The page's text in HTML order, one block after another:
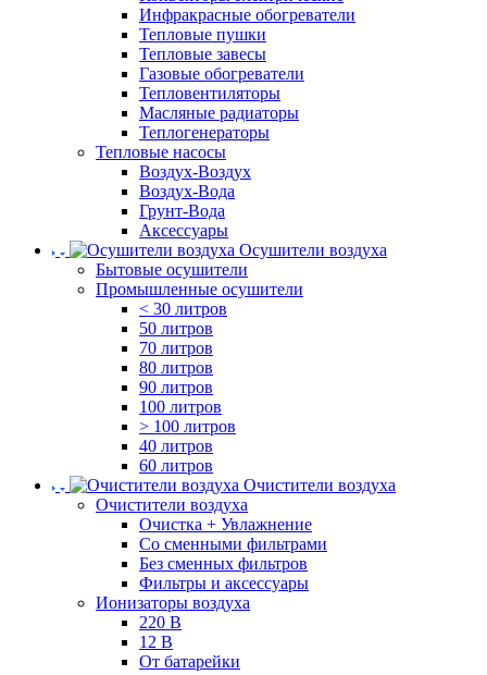
Инфракрасные обогреватели
Тепловые пушки
Тепловые завесы
Газовые обогреватели
Тепловентиляторы
Масляные радиаторы
Теплогенераторы
Тепловые насосы
Воздух-Воздух
Воздух-Вода
Грунт-Вода
Аксессуары
Осушители воздуха
Бытовые осушители
Промышленные осушители
< 30 литров
50 литров
70 литров
80 литров
90 литров
100 литров
> 100 литров
40 литров
60 литров
Очистители воздуха
Очистители воздуха
Очистка + Увлажнение
Cо сменными фильтрами
Без сменных фильтров
Фильтры и аксессуары
Ионизаторы воздуха
220 В
12 В
От батарейки